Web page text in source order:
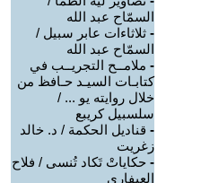
السمّاح عبد الله
- ثلاثاءات عابر سبيل /
السمّاح عبد الله
- ملامــح التجريــب في
كتابـات السيـد حـافظ من
خلال روايته يو ... /
سلسبيل كريبع
- قناديل الحكمة / د. خالد
زغريت
- حكاياتْ تَكاد تُنسى / فلاح
العيفاري